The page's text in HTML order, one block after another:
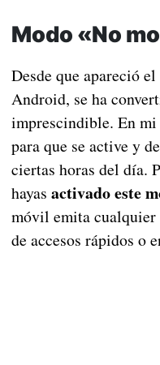
Modo «No
Desde que apareció
Android, se ha
imprescindible. En
para que se active y
ciertas horas del día.
hayas activado este
móvil emita cualquier
de accesos rápidos o